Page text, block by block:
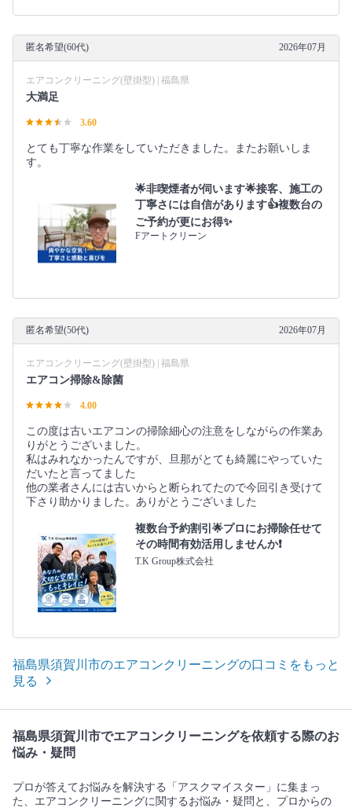
匿名希望(60代) 2026年07月
エアコンクリーニング(壁掛型) | 福島県
大満足
3.60
とても丁寧な作業をしていただきました。またお願いしま
す。
🌟非喫煙者が伺います🌟接客、施工の
丁寧さには自信があります👍複数台の
ご予約が更にお得✨
Fアートクリーン
匿名希望(50代) 2026年07月
エアコンクリーニング(壁掛型) | 福島県
エアコン掃除&除菌
4.00
この度は古いエアコンの掃除細心の注意をしながらの作業あ
りがとうございました。
私はみれなかったんですが、旦那がとても綺麗にやっていた
だいたと言ってました
他の業者さんには古いからと断られてたので今回引き受けて
下さり助かりました。ありがとうございました
複数台予約割引🌟プロにお掃除任せて
その時間有効活用しませんか❗️
T.K Group株式会社
福島県須賀川市のエアコンクリーニングの口コミをもっと
見る
福島県須賀川市でエアコンクリーニングを依頼する際のお
悩み・疑問
プロが答えてお悩みを解決する「アスクマイスター」に集まっ
た、エアコンクリーニングに関するお悩み・疑問と、プロからの